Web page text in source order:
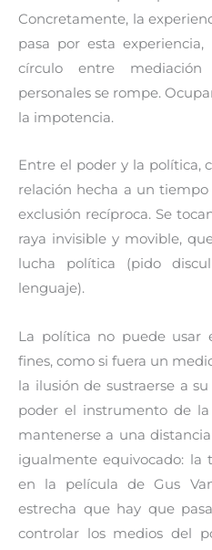
Concretamente, la
pasa por esta
círculo entre mediación
personales se rompe.
la impotencia.
Entre el poder y la política,
relación hecha a un
exclusión recíproca. Se
raya invisible y movible,
lucha política (pido
lenguaje).
La política no puede usar
fines, como si fuera un
la ilusión de sustraerse a
poder el instrumento de
mantenerse a una
igualmente equivocado: la
en la película de Gus
estrecha que hay que
controlar los medios del